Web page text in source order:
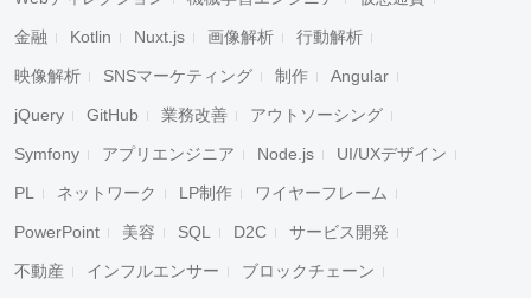
金融 Kotlin Nuxt.js 画像解析 行動解析
映像解析 SNSマーケティング 制作 Angular
jQuery GitHub 業務改善 アウトソーシング
Symfony アプリエンジニア Node.js UI/UXデザイン
PL ネットワーク LP制作 ワイヤーフレーム
PowerPoint 美容 SQL D2C サービス開発
不動産 インフルエンサー ブロックチェーン